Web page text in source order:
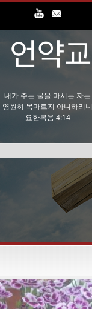
내가 주는 물을 마시는 자는
영원히 목마르지 아니하리니
요한복음 4:14